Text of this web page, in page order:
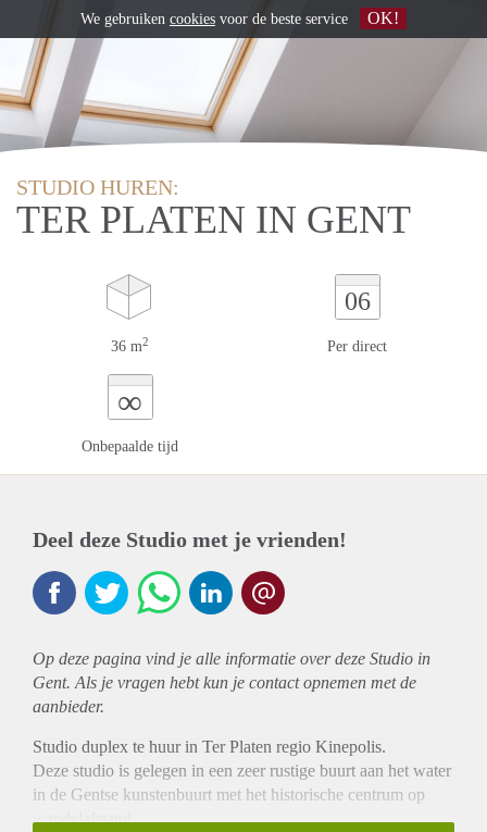
STUDIO HUREN:
TER PLATEN IN GENT
36 m2
06
Per direct
∞
Onbepaalde tijd
Deel deze Studio met je vrienden!
Op deze pagina vind je alle informatie over deze Studio in
Gent. Als je vragen hebt kun je contact opnemen met de
aanbieder.
Studio duplex te huur in Ter Platen regio Kinepolis.
Deze studio is gelegen in een zeer rustige buurt aan het water
in de Gentse kunstenbuurt met het historische centrum op
wandelafstand.
We gebruiken cookies voor de beste service OK!